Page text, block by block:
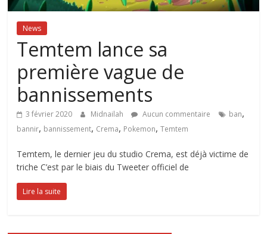
News
Temtem lance sa
première vague de
bannissements
3 février 2020 Midnailah Aucun commentaire ban,
bannir, bannissement, Crema, Pokemon,Temtem
Temtem, le dernier jeu du studio Crema, est déjà victime de
triche C’est par le biais du Tweeter officiel de
Lire la suite